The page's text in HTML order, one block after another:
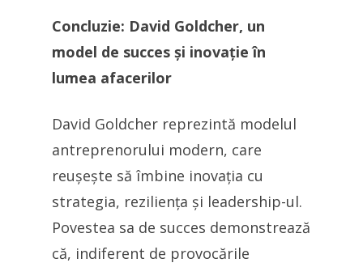
Concluzie: David Goldcher, un
model de succes și inovație în
lumea afacerilor
David Goldcher reprezintă modelul
antreprenorului modern, care
reușește să îmbine inovația cu
strategia, reziliența și leadership-ul.
Povestea sa de succes demonstrează
că, indiferent de provocările